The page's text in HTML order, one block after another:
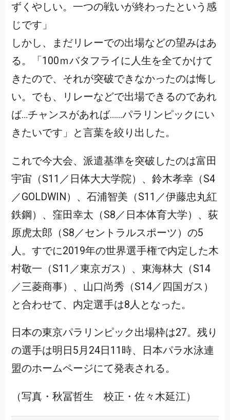
ずくやしい。一つの戦いが終わったという感
じです」
しかし、まだリレーでの出場などの望みはあ
る。「100ｍバタフライに人生を全てかけて
きたので、それが突破できなかったのは悔し
い。でも、リレーなどで出場できるのであれ
ば…チャンスがあれば……パラリンピックにい
きたいです」と言葉を絞り出した。
これで今大会、派遣基準を突破したのは富田
宇宙（S11／日体大大学院）、鈴木孝幸（S4
／GOLDWIN）、石浦智美（S11／伊藤忠丸紅
鉄鋼）、窪田幸太（S8／日本体育大学）、荻
原虎太郎（S8／セントラルスポーツ）の5
人。すでに2019年の世界選手権で内定した木
村敬一（S11／東京ガス）、東海林大（S14
／三菱商事）、山口尚秀（S14／四国ガス）
と合わせて、内定選手は8人となった。
日本の東京パラリンピック出場枠は27。残り
の選手は明日5月24日11時、日本パラ水泳連
盟のホームページにて発表される。
（写真・秋冨哲生 校正・佐々木延江）